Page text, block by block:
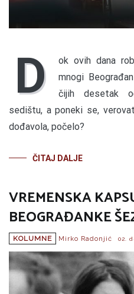
D
ok ovih dana
mnogi
čijih desetak
sedištu, a poneki se,
dođavola, počelo?
ČITAJ DALJE
VREMENSKA
BEOGRAĐANKE
KOLUMNE Mirko Radonjić 02.